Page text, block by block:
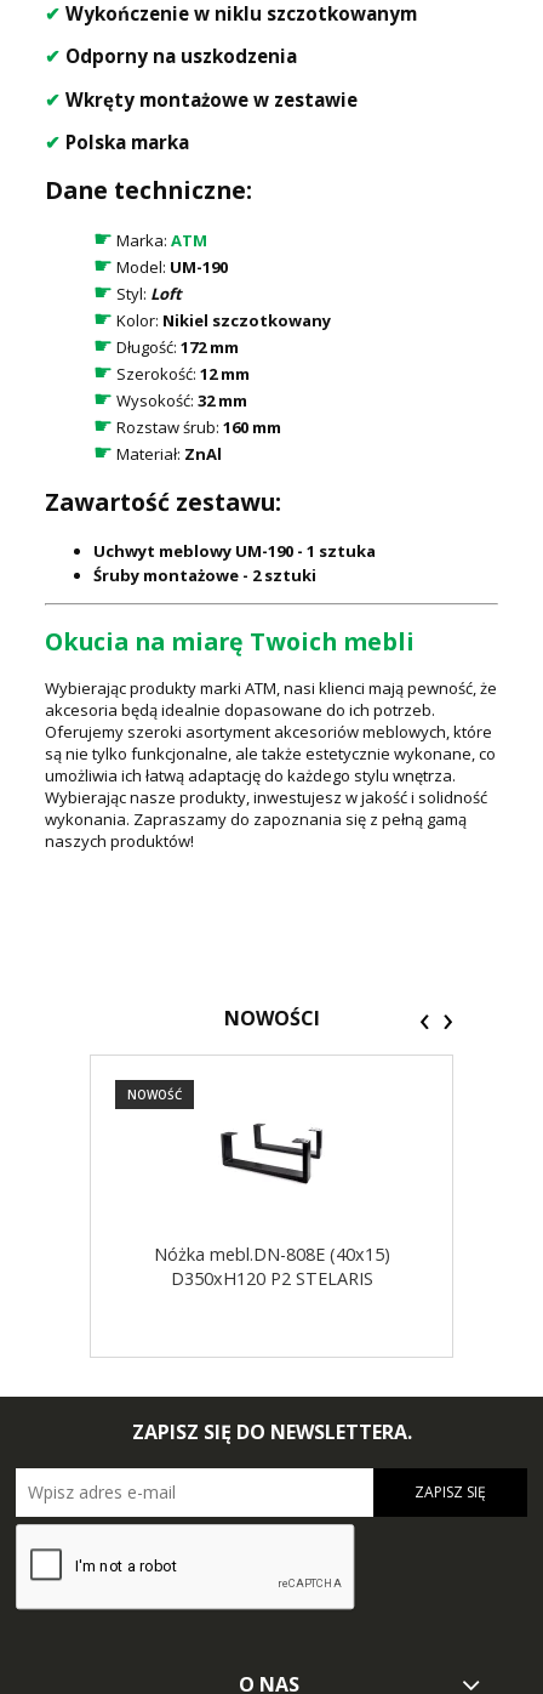
✔ Wykończenie w niklu szczotkowanym
✔ Odporny na uszkodzenia
✔ Wkręty montażowe w zestawie
✔ Polska marka
Dane techniczne:
☛ Marka: ATM
☛ Model: UM-190
☛ Styl: Loft
☛ Kolor: Nikiel szczotkowany
☛ Długość: 172 mm
☛ Szerokość: 12 mm
☛ Wysokość: 32 mm
☛ Rozstaw śrub: 160 mm
☛ Materiał: ZnAl
Zawartość zestawu:
Uchwyt meblowy UM-190 - 1 sztuka
Śruby montażowe - 2 sztuki
Okucia na miarę Twoich mebli
Wybierając produkty marki ATM, nasi klienci mają pewność, że
akcesoria będą idealnie dopasowane do ich potrzeb.
Oferujemy szeroki asortyment akcesoriów meblowych, które
są nie tylko funkcjonalne, ale także estetycznie wykonane, co
umożliwia ich łatwą adaptację do każdego stylu wnętrza.
Wybierając nasze produkty, inwestujesz w jakość i solidność
wykonania. Zapraszamy do zapoznania się z pełną gamą
naszych produktów!
NOWOŚCI
Nóżka mebl.DN-808E (40x15)
D350xH120 P2 STELARIS
NOWOŚĆ
‹ ›
ZAPISZ SIĘ DO NEWSLETTERA.
ZAPISZ SIĘ
O NAS